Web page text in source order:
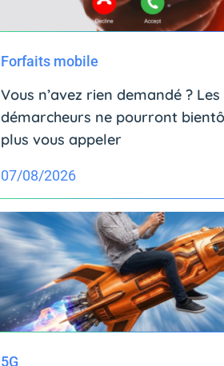
Forfaits mobile
Vous n’avez rien demandé ? Les
démarcheurs ne pourront
plus vous appeler
07/08/2026
5G